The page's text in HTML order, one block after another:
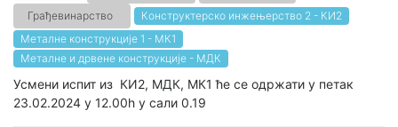
Грађевинарство
Конструктерско инжењерство 2 - КИ2
Металне конструкције 1 - МК1
Металне и дрвене конструкције - МДК
Усмени испит из КИ2, МДК, МК1 ће се одржати у петак
23.02.2024 у 12.00h у сали 0.19